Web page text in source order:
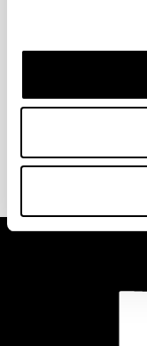
Además, el
partir del